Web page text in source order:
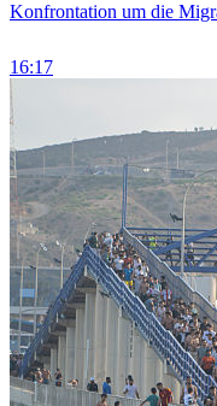
Konfrontation um die
16:17